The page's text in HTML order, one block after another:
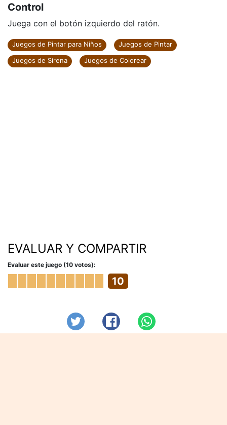
Control
Juega con el botón izquierdo del ratón.
Juegos de Pintar para Niños
Juegos de Pintar
Juegos de Sirena
Juegos de Colorear
EVALUAR Y COMPARTIR
Evaluar este juego (10 votos):
10